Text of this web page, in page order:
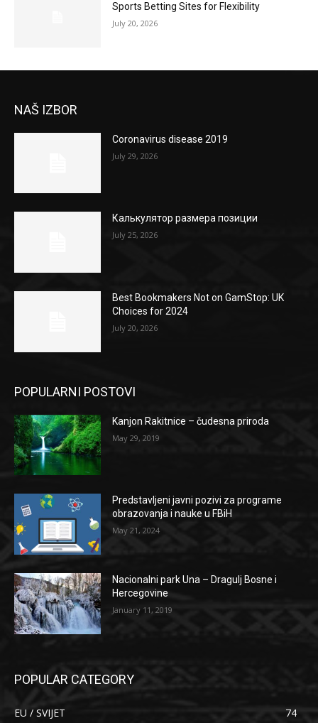
Sports Betting Sites for Flexibility
July 20, 2026
NAŠ IZBOR
Coronavirus disease 2019
July 29, 2026
Калькулятор размера позиции
July 25, 2026
Best Bookmakers Not on GamStop: UK
Choices for 2024
July 20, 2026
POPULARNI POSTOVI
Kanjon Rakitnice – čudesna priroda
May 29, 2019
Predstavljeni javni pozivi za programe
obrazovanja i nauke u FBiH
May 21, 2024
Nacionalni park Una – Dragulj Bosne i
Hercegovine
January 11, 2019
POPULAR CATEGORY
EU / SVIJET
74